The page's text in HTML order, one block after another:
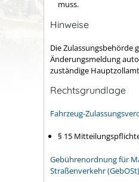
muss.
Hinweise
Die Zulassungsbehörde
Änderungsmeldung
zuständige
Rechtsgrundlage
Fahrzeug-
§ 15
Gebührenordnung für
Straßenverkehr (GebOSt)